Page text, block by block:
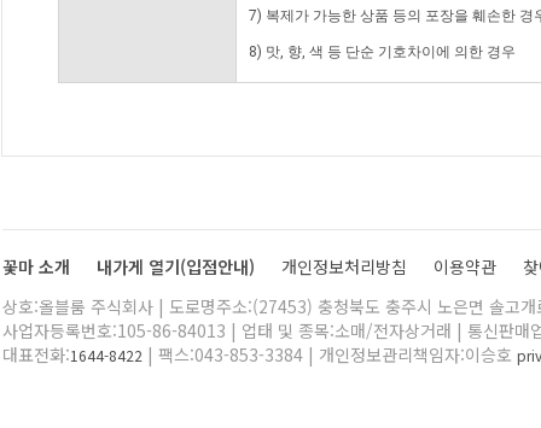
7) 복제가 가능한 상품 등의 포장을 훼손한 경
8) 맛, 향, 색 등 단순 기호차이에 의한 경우
꽃마 소개 내가게 열기(입점안내) 개인정보처리방침 이용약관
상호:올블룸 주식회사 | 도로명주소:(27453) 충청북도 충주시 노은면 솔고
사업자등록번호:105-86-84013 | 업태 및 종목:소매/전자상거래 | 통신판매
대표전화:1644-8422 | 팩스:043-853-3384 | 개인정보관리책임자:이승호